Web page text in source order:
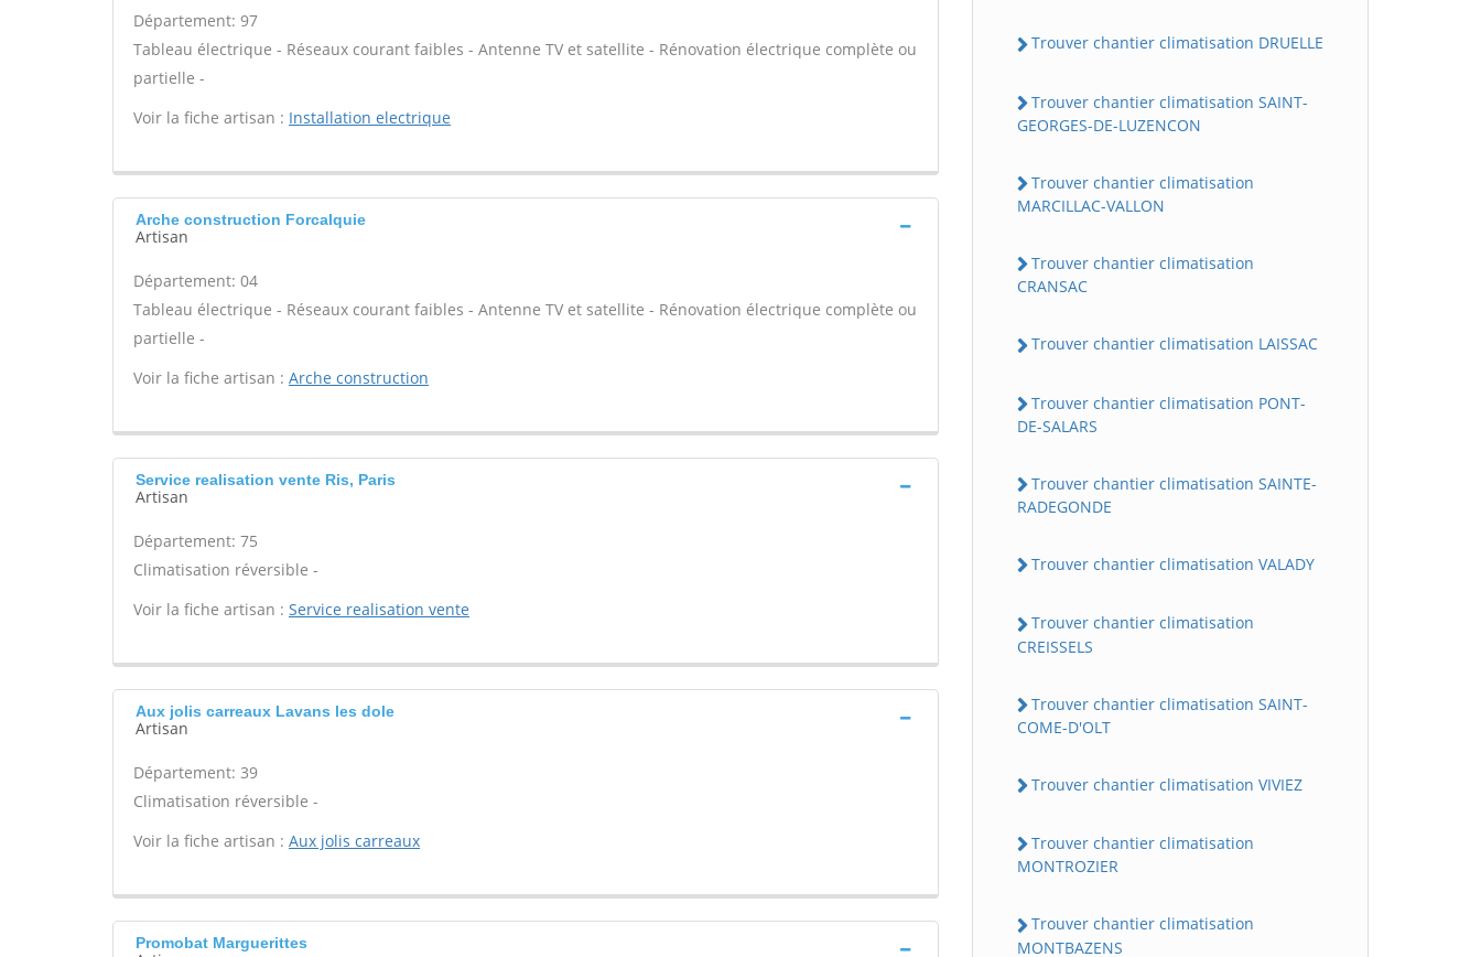
Département: 97
Tableau électrique - Réseaux courant faibles - Antenne TV et satellite - Rénovation électrique complète ou
partielle -
Voir la fiche artisan : Installation electrique
Arche construction Forcalquie
Artisan
Département: 04
Tableau électrique - Réseaux courant faibles - Antenne TV et satellite - Rénovation électrique complète ou
partielle -
Voir la fiche artisan : Arche construction
Service realisation vente Ris, Paris
Artisan
Département: 75
Climatisation réversible -
Voir la fiche artisan : Service realisation vente
Aux jolis carreaux Lavans les dole
Artisan
Département: 39
Climatisation réversible -
Voir la fiche artisan : Aux jolis carreaux
Promobat Marguerittes
Trouver chantier climatisation DRUELLE
Trouver chantier climatisation SAINT-
GEORGES-DE-LUZENCON
Trouver chantier climatisation
MARCILLAC-VALLON
Trouver chantier climatisation
CRANSAC
Trouver chantier climatisation LAISSAC
Trouver chantier climatisation PONT-
DE-SALARS
Trouver chantier climatisation SAINTE-
RADEGONDE
Trouver chantier climatisation VALADY
Trouver chantier climatisation
CREISSELS
Trouver chantier climatisation SAINT-
COME-D'OLT
Trouver chantier climatisation VIVIEZ
Trouver chantier climatisation
MONTROZIER
Trouver chantier climatisation
MONTBAZENS